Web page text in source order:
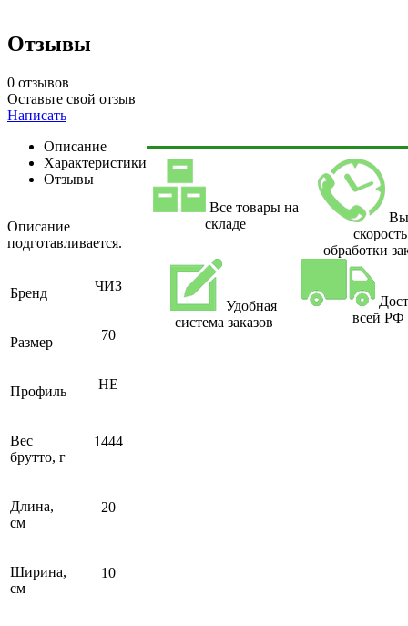
Отзывы
0 отзывов
Оставьте свой отзыв
Написать
Описание
Характеристики
Отзывы
Описание
подготавливается.
Бренд ЧИЗ
Размер 70
Профиль НЕ
Вес
брутто, г
1444
Длина,
см
20
Ширина,
см
10
Все товары на
складе
скорость
обработки
Удобная
система заказов
всей РФ